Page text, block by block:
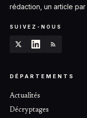
rédaction, un article
SUIVEZ-NOUS
DÉPARTEMENTS
Actualités
Décryptages